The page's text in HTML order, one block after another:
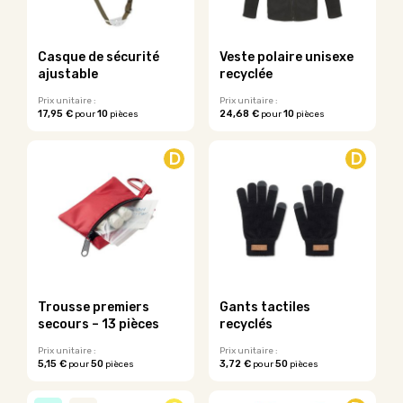
sur
la
page
du
produit
choisies
page
du
produit
Casque de sécurité
ajustable
Prix unitaire :
17,95 € pour10 pièces
Veste polaire unisexe
recyclée
Prix unitaire :
24,68 €pour10pièces
plusieurs
variations.
options
peuvent
sur
la
page
du
produit
D
Trousse premiers
secours – 13 pièces
Prix unitaire :
5,15 € pour50 pièces
D
Gants tactiles
recyclés
Prix unitaire :
3,72 €pour50pièces